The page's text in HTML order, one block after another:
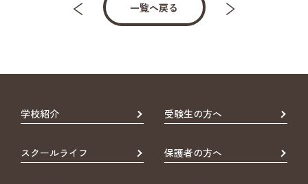
一覧へ戻る
学校紹介 受験生の方へ
スクールライフ 保護者の方へ